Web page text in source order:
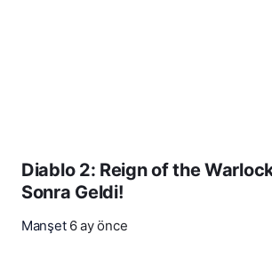
Diablo 2: Reign of the
Sonra Geldi!
Manşet 6 ay önce